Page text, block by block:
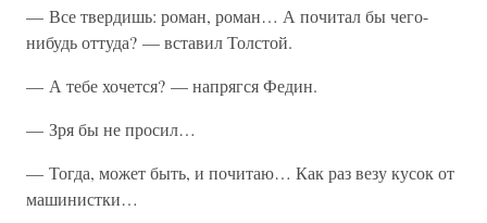
— Все твердишь: роман, роман… А почитал бы чего-
нибудь оттуда? — вставил Толстой.
— А тебе хочется? — напрягся Федин.
— Зря бы не просил…
— Тогда, может быть, и почитаю… Как раз везу кусок от
машинистки…